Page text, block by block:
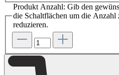
Produkt Anzahl: Gib den
die Schaltflächen um die Anzahl
reduzieren.